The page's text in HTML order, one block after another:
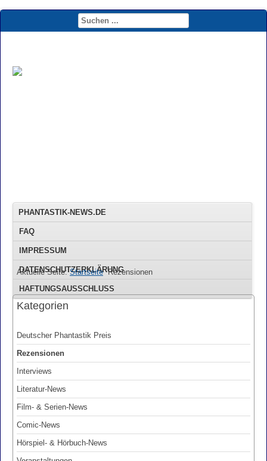
PHANTASTIK-NEWS.DE
FAQ
IMPRESSUM
DATENSCHUTZERKLÄRUNG
HAFTUNGSAUSSCHLUSS
Aktuelle Seite:Startseite Rezensionen
Kategorien
Deutscher Phantastik Preis
Rezensionen
Interviews
Literatur-News
Film- & Serien-News
Comic-News
Hörspiel- & Hörbuch-News